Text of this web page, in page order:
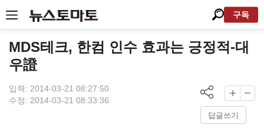
구독
MDS테크, 한컴 인수 효과는 긍정적-대
우證
입력: 2014-03-21 08:27:50
수정: 2014-03-21 08:33:36
답글쓰기